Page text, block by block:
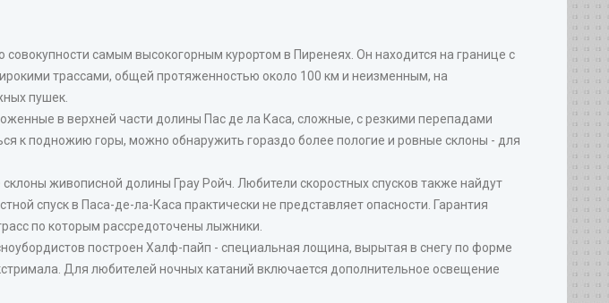
самым высокогорным курортом в Пиренеях. Он находится на границе с
трассами, общей протяженностью около 100 км и неизменным, на
пушек.
в верхней части долины Пас де ла Каса, сложные, с резкими перепадами
к подножию горы, можно обнаружить гораздо более пологие и ровные склоны - для
живописной долины Грау Ройч. Любители скоростных спусков также найдут
спуск в Паса-де-ла-Каса практически не представляет опасности. Гарантия
по которым рассредоточены лыжники.
построен Халф-пайп - специальная лощина, вырытая в снегу по форме
Для любителей ночных катаний включается дополнительное освещение